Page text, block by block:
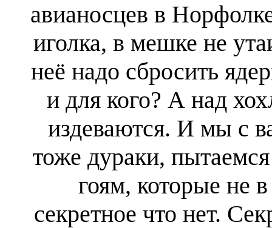
авианосцев в
иголка, в мешке не
неё надо сбросить
и для кого? А над
издеваются. И мы с
тоже дураки, пытаемся
гоям, которые не
секретное что нет.